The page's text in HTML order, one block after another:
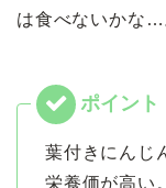
は食べないかな…
葉付きにんじ
栄養価が高い。